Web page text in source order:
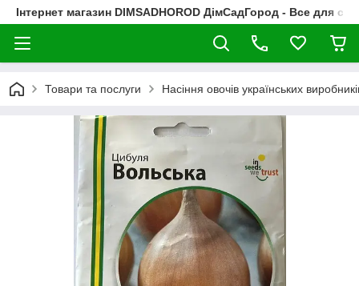
Інтернет магазин DIMSADHOROD ДімСадГород - Все для
Товари та послуги Насіння овочів українських